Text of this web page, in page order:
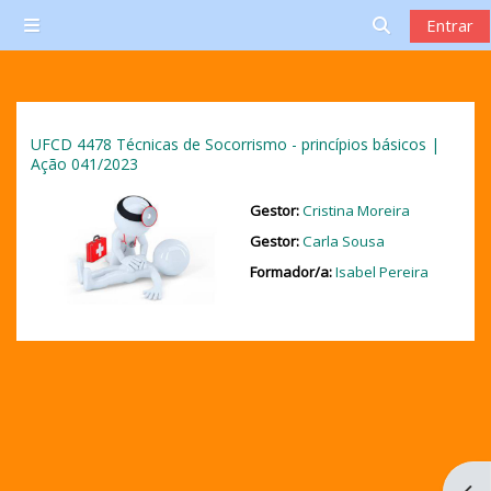
Selector de
Entrar
UFCD 4478 Técnicas de Socorrismo - princípios básicos |
Ação 041/2023
Gestor:Cristina Moreira
Gestor:Carla Sousa
Formador/a:Isabel Pereira